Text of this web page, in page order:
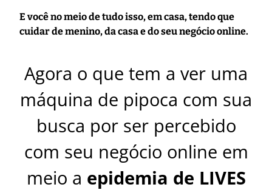
E você no meio de tudo isso, em casa, tendo que
cuidar de menino, da casa e do seu negócio online.
Agora o que tem a ver uma
máquina de pipoca com sua
busca por ser percebido
com seu negócio online em
meio a epidemia de LIVES